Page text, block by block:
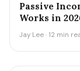
Passive
Works in
Jay Lee · 12 min